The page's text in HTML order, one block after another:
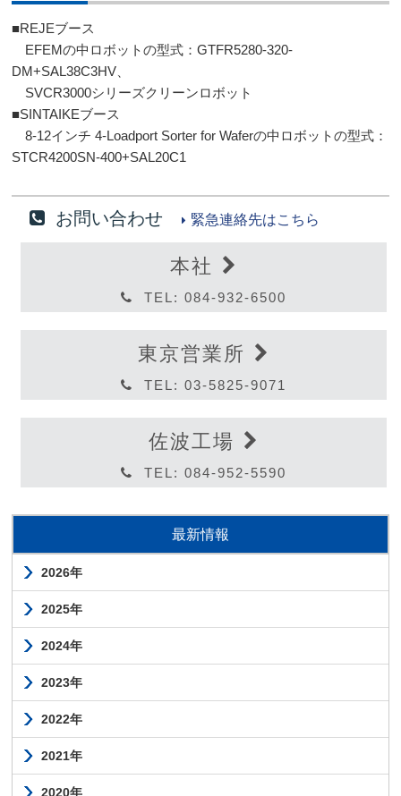
■REJEブース
EFEMの中ロボットの型式：GTFR5280-320-
DM+SAL38C3HV、
SVCR3000シリーズクリーンロボット
■SINTAIKEブース
8-12インチ 4-Loadport Sorter for Waferの中ロボットの型式：
STCR4200SN-400+SAL20C1
お問い合わせ 緊急連絡先はこちら
本社
TEL: 084-932-6500
東京営業所
TEL: 03-5825-9071
佐波工場
TEL: 084-952-5590
最新情報
2026年
2025年
2024年
2023年
2022年
2021年
2020年